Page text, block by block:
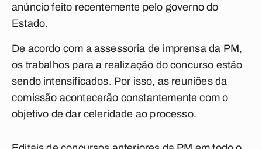
anúncio feito recentemente pelo governo do
Estado.
De acordo com a assessoria de imprensa da PM,
os trabalhos para a realização do concurso estão
sendo intensificados. Por isso, as reuniões da
comissão acontecerão constantemente com o
objetivo de dar celeridade ao processo.